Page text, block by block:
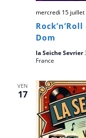
Dom
mercredi 15 juillet
la Seiche Sevrier
France
VEN
17